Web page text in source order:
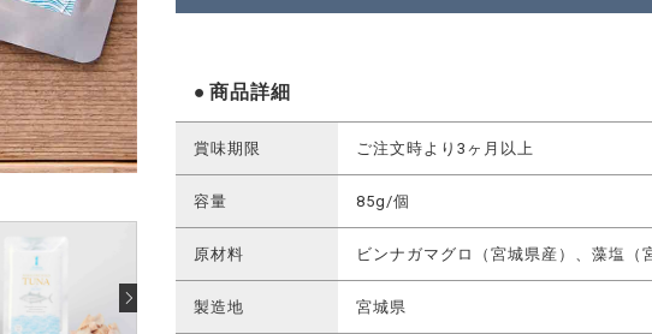
商品詳細
賞味期限 ご注文時より3ヶ月以上
容量 85g/個
原材料 ビンナガマグロ（宮城県産）、藻塩（
製造地 宮城県